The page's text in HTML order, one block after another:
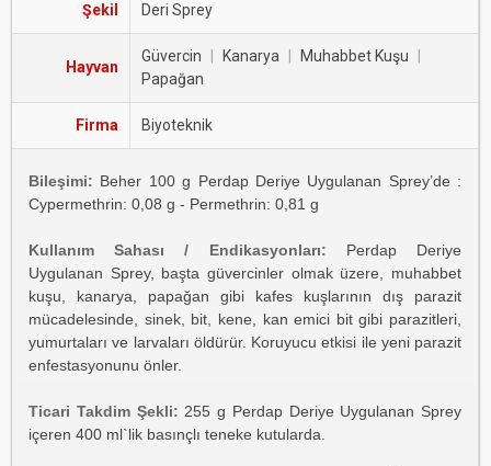
Şekil Deri Sprey
Hayvan
Güvercin Kanarya Muhabbet Kuşu
Papağan
Firma Biyoteknik
Bileşimi: Beher 100 g Perdap Deriye Uygulanan Sprey’de :
Cypermethrin: 0,08 g - Permethrin: 0,81 g
Kullanım Sahası / Endikasyonları: Perdap Deriye
Uygulanan Sprey, başta güvercinler olmak üzere, muhabbet
kuşu, kanarya, papağan gibi kafes kuşlarının dış parazit
mücadelesinde, sinek, bit, kene, kan emici bit gibi parazitleri,
yumurtaları ve larvaları öldürür. Koruyucu etkisi ile yeni parazit
enfestasyonunu önler.
Ticari Takdim Şekli: 255 g Perdap Deriye Uygulanan Sprey
içeren 400 ml`lik basınçlı teneke kutularda.